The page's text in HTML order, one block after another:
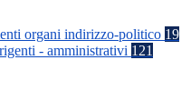
organi indirizzo-politico 19
- amministrativi 121